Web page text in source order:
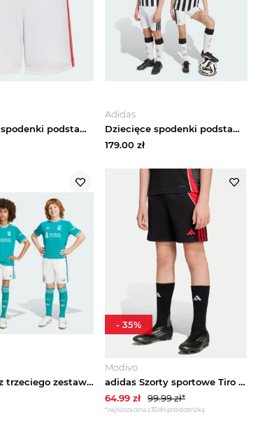
Dziecięce spodenki podstawowe 1. FC KOELN 26 / 27 Adidas biały
Adidas
Dziecięce spodenki podstawowe Juventus 26 / 27 Adidas biały
179.00 zł
Spodenki z trzeciego zestawu Liverpool FC 25 / 26 Adidas biały
Modivo
adidas Szorty sportowe Tiro 24 Training JN4567 Czarny Regular Fit
64.99 zł 99.99zł*
*najniższa cena z 30 dni przed obniżką
- 35%